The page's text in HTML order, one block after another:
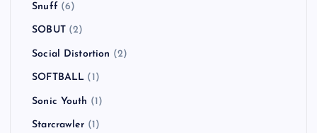
Snuff (6)
SOBUT(2)
Social Distortion (2)
SOFTBALL (1)
Sonic Youth (1)
Starcrawler (1)